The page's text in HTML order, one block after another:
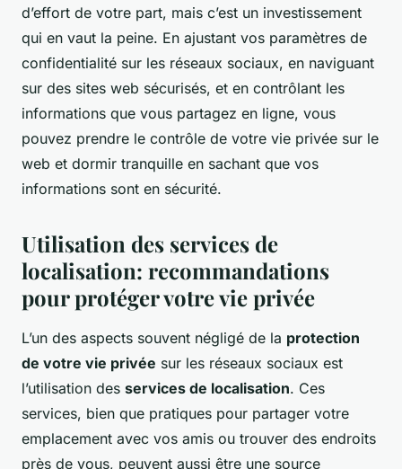
d’effort de votre part, mais c’est un investissement
qui en vaut la peine. En ajustant vos paramètres de
confidentialité sur les réseaux sociaux, en naviguant
sur des sites web sécurisés, et en contrôlant les
informations que vous partagez en ligne, vous
pouvez prendre le contrôle de votre vie privée sur le
web et dormir tranquille en sachant que vos
informations sont en sécurité.
Utilisation des services de
localisation: recommandations
pour protéger votre vie privée
L’un des aspects souvent négligé de la protection
de votre vie privée sur les réseaux sociaux est
l’utilisation des services de localisation. Ces
services, bien que pratiques pour partager votre
emplacement avec vos amis ou trouver des endroits
près de vous, peuvent aussi être une source